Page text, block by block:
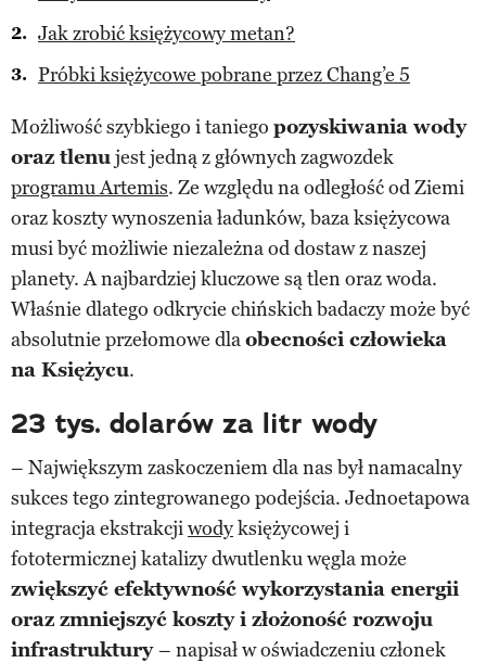
Jak zrobić księżycowy metan?
Próbki księżycowe pobrane przez Chang’e 5
Możliwość szybkiego i taniego pozyskiwania wody
oraz tlenujest jedną z głównych zagwozdek
programu Artemis. Ze względu na odległość od Ziemi
oraz koszty wynoszenia ładunków, baza księżycowa
musi być możliwie niezależna od dostaw z naszej
planety. A najbardziej kluczowe są tlen oraz woda.
Właśnie dlatego odkrycie chińskich badaczy może być
absolutnie przełomowe dlaobecności człowieka
na Księżycu.
23 tys. dolarów za litr wody
– Największym zaskoczeniem dla nas był namacalny
sukces tego zintegrowanego podejścia. Jednoetapowa
integracja ekstrakcjiwodyksiężycowej i
fototermicznej katalizy dwutlenku węgla może
zwiększyć efektywność wykorzystania energii
oraz zmniejszyć koszty i złożoność rozwoju
infrastruktury– napisał w oświadczeniu członek